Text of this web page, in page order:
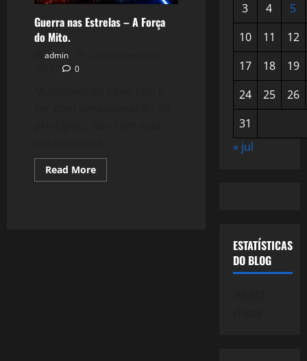
Guerra nas Estrelas – A Força
do Mito.
admin
0
Read MoreRead
more
3 4
5
10
11
12
17
18
19
24
25
26
31
« jul
ESTATÍSTICAS
DO BLOG